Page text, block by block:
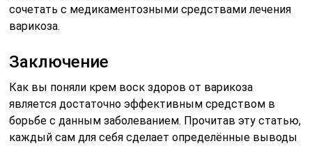
сочетать с медикаментозными средствами лечения
варикоза.
Заключение
Как вы поняли крем воск здоров от варикоза
является достаточно эффективным средством в
борьбе с данным заболеванием. Прочитав эту статью,
каждый сам для себя сделает определённые выводы